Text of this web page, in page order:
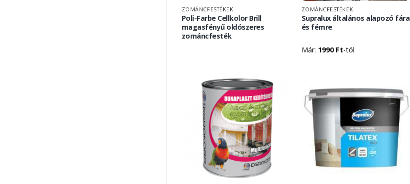
ZOMÁNCFESTÉKEK
Poli-Farbe Cellkolor Brill
magasfényű oldószeres
zománcfesték
ZOMÁNCFESTÉKEK
Supralux általános alapozó fára
és fémre
Már: 1990 Ft-tól